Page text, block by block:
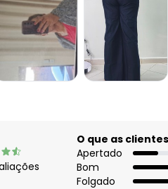
O que as
Apertado
Bom
Folgado